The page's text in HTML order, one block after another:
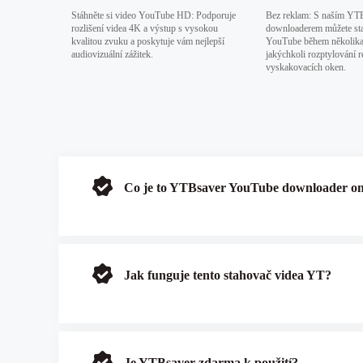
Stáhněte si video YouTube HD: Podporuje
rozlišení videa 4K a výstup s vysokou
kvalitou zvuku a poskytuje vám nejlepší
audiovizuální zážitek.
Bez reklam: S naším
downloaderem můžete
YouTube během
jakýchkoli rozptylování
vyskakovacích oken.
Co je to YTBsaver YouTube downloader
Jak funguje tento stahovač videa YT?